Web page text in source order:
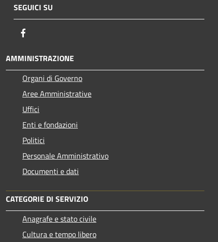
SEGUICI SU
AMMINISTRAZIONE
Organi di Governo
Aree Amministrative
Uffici
Enti e fondazioni
Politici
Personale Amministrativo
Documenti e dati
CATEGORIE DI SERVIZIO
Anagrafe e stato civile
Cultura e tempo libero